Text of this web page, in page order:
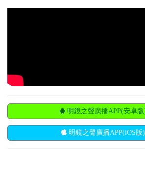
明鏡之聲廣播APP(安卓版
明鏡之聲廣播APP(iOS版